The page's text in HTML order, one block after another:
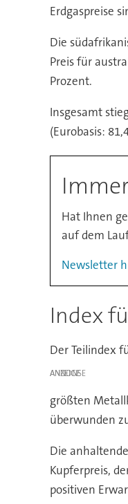
Erdgaspreise
Die
Preis für
Prozent.
Insgesamt
(Eurobasis:
Hat Ihnen
auf dem
Newsletter
Index
Der Teilindex
ANZEIGE
größten
überwunden
Die
Kupferpreis,
positiven